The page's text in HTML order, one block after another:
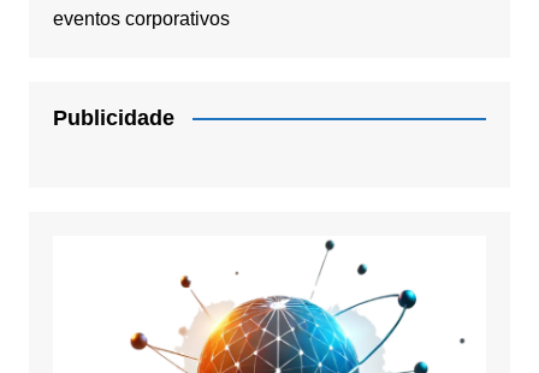
eventos corporativos
Publicidade